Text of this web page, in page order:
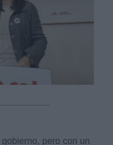
pero con un